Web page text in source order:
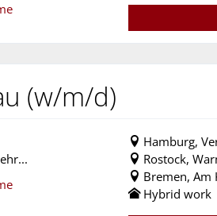
(w/m/d)
Hamburg,
Rostock,
Bremen, Am
Hybrid work